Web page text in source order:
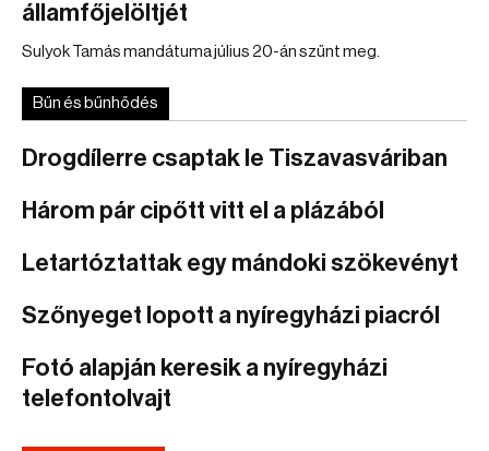
államfőjelöltjét
Sulyok Tamás mandátuma július 20-án szűnt meg.
Bűn és bűnhődés
Drogdílerre csaptak le Tiszavasváriban
Három pár cipőtt vitt el a plázából
Letartóztattak egy mándoki szökevényt
Szőnyeget lopott a nyíregyházi piacról
Fotó alapján keresik a nyíregyházi
telefontolvajt